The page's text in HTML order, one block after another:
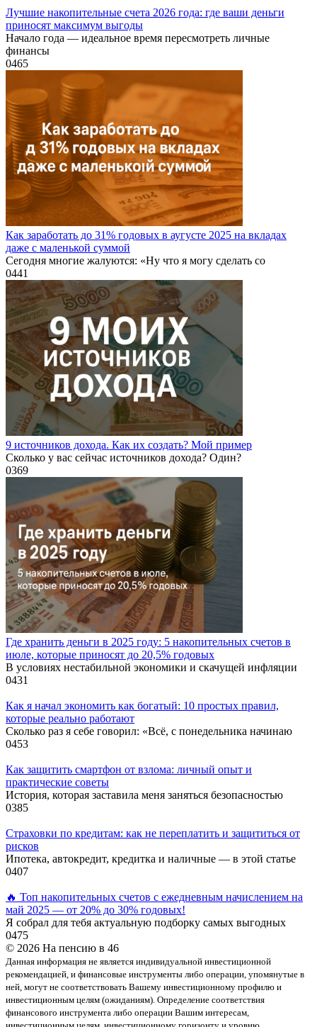
Лучшие накопительные счета 2026 года: где ваши деньги
приносят максимум выгоды
Начало года — идеальное время пересмотреть личные
финансы
0465
Как заработать до 31% годовых в аугусте 2025 на вкладах
даже с маленькой суммой
Сегодня многие жалуются: «Ну что я могу сделать со
0441
9 источников дохода. Как их создать? Мой пример
Сколько у вас сейчас источников дохода? Один?
0369
Где хранить деньги в 2025 году: 5 накопительных счетов в
июле, которые приносят до 20,5% годовых
В условиях нестабильной экономики и скачущей инфляции
0431
Как я начал экономить как богатый: 10 простых правил,
которые реально работают
Сколько раз я себе говорил: «Всё, с понедельника начинаю
0453
Как защитить смартфон от взлома: личный опыт и
практические советы
История, которая заставила меня заняться безопасностью
0385
Страховки по кредитам: как не переплатить и защититься от
рисков
Ипотека, автокредит, кредитка и наличные — в этой статье
0407
🔥 Топ накопительных счетов с ежедневным начислением на
май 2025 — от 20% до 30% годовых!
Я собрал для тебя актуальную подборку самых выгодных
0475
© 2026 На пенсию в 46
Данная информация не является индивидуальной инвестиционной
рекомендацией, и финансовые инструменты либо операции, упомянутые в
ней, могут не соответствовать Вашему инвестиционному профилю и
инвестиционным целям (ожиданиям). Определение соответствия
финансового инструмента либо операции Вашим интересам,